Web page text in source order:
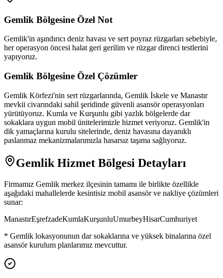
Gemlik Bölgesine Özel Not
Gemlik'in aşındırıcı deniz havası ve sert poyraz rüzgarları sebebiyle,
her operasyon öncesi halat geri gerilim ve rüzgar direnci testlerini
yapıyoruz.
Gemlik Bölgesine Özel Çözümler
Gemlik Körfezi'nin sert rüzgarlarında, Gemlik İskele ve Manastır
mevkii civarındaki sahil şeridinde güvenli asansör operasyonları
yürütüyoruz. Kumla ve Kurşunlu gibi yazlık bölgelerde dar
sokaklara uygun mobil ünitelerimizle hizmet veriyoruz. Gemlik'in
dik yamaçlarına kurulu sitelerinde, deniz havasına dayanıklı
paslanmaz mekanizmalarımızla hasarsız taşıma sağlıyoruz.
Gemlik Hizmet Bölgesi Detayları
Firmamız Gemlik merkez ilçesinin tamamı ile birlikte özellikle
aşağıdaki mahallelerde kesintisiz mobil asansör ve nakliye çözümleri
sunar:
ManastırEşrefzadeKumlaKurşunluUmurbeyHisarCumhuriyet
* Gemlik lokasyonunun dar sokaklarına ve yüksek binalarına özel
asansör kurulum planlarımız mevcuttur.